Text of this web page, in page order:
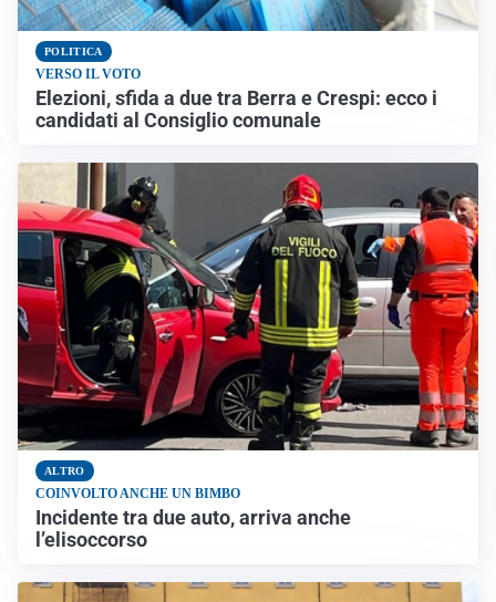
POLITICA
VERSO IL VOTO
Elezioni, sfida a due tra Berra e Crespi: ecco i
candidati al Consiglio comunale
ALTRO
COINVOLTO ANCHE UN BIMBO
Incidente tra due auto, arriva anche
l’elisoccorso